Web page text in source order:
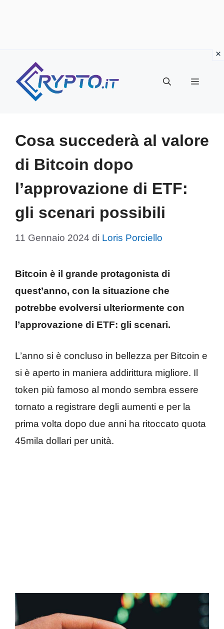
contenuto
Menu
Cosa succederà al valore
di Bitcoin dopo
l’approvazione di ETF:
gli scenari possibili
11 Gennaio 2024 di Loris Porciello
Bitcoin è il grande protagonista di
quest’anno, con la situazione che
potrebbe evolversi ulteriormente con
l’approvazione di ETF: gli scenari.
L’anno si è concluso in bellezza per Bitcoin e
si è aperto in maniera addirittura migliore. Il
token più famoso al mondo sembra essere
tornato a registrare degli aumenti e per la
prima volta dopo due anni ha ritoccato quota
45mila dollari per unità.